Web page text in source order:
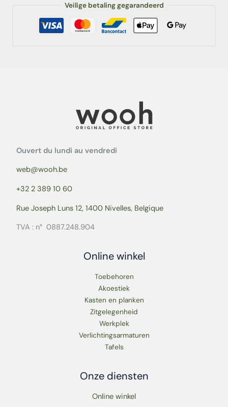
Veilige betaling gegarandeerd
Ouvert du lundi au vendredi
web@wooh.be
+32 2 389 10 60
Rue Joseph Luns 12, 1400 Nivelles, Belgique
TVA : n° 0887.248.904
Online winkel
Toebehoren
Akoestiek
Kasten en planken
Zitgelegenheid
Werkplek
Verlichtingsarmaturen
Tafels
Onze diensten
Online winkel